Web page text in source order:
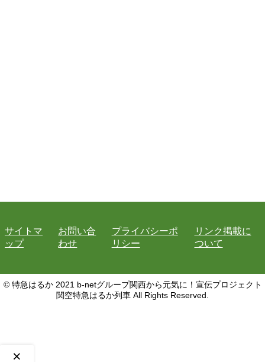
サイトマ
ップ
お問い合
わせ
プライバシーポ
リシー
リンク掲載に
ついて
© 特急はるか 2021 b-netグループ関西から元気に！宣伝プロジェクト
関空特急はるか列車 All Rights Reserved.
×